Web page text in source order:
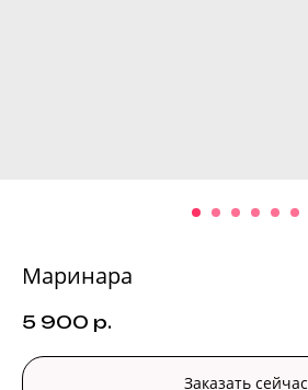
Маринара
5 900 р.
Заказать сейчас